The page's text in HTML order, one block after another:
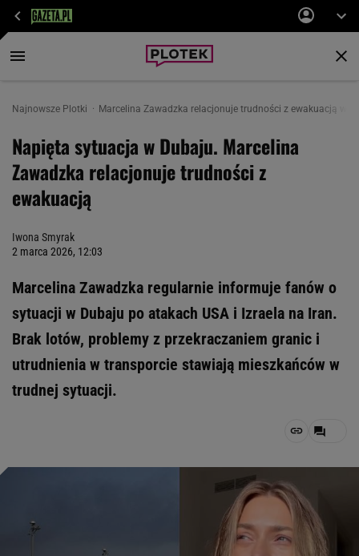
Najnowsze Plotki Marcelina Zawadzka relacjonuje trudności z ewakuacją w
Napięta sytuacja w Dubaju. Marcelina
Zawadzka relacjonuje trudności z
ewakuacją
Iwona Smyrak
2 marca 2026, 12:03
Marcelina Zawadzka regularnie informuje fanów o
sytuacji w Dubaju po atakach USA i Izraela na Iran.
Brak lotów, problemy z przekraczaniem granic i
utrudnienia w transporcie stawiają mieszkańców w
trudnej sytuacji.